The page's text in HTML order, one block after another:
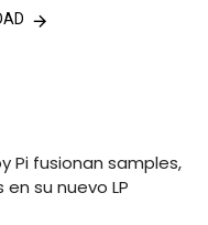
Pi fusionan samples,
su nuevo LP